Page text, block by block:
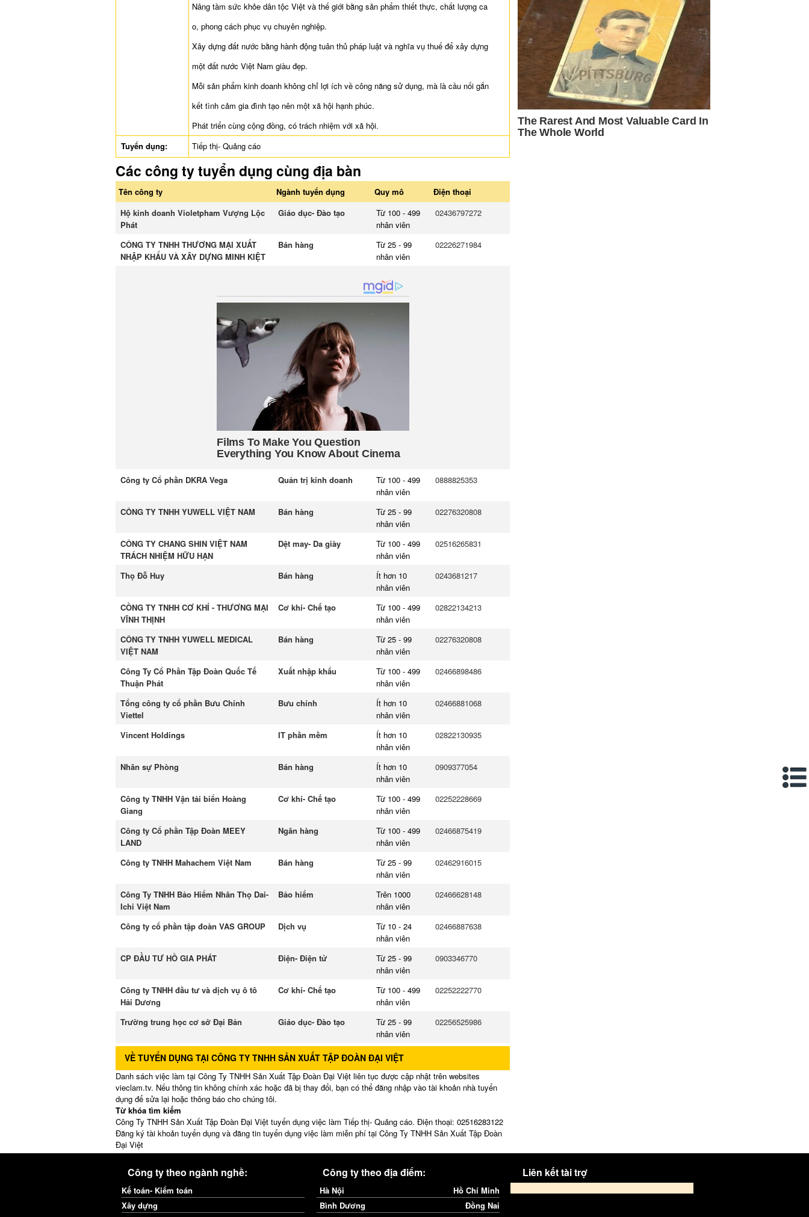
Nâng tầm sức khỏe dân tộc Việt và thế giới bằng sản phẩm thiết thực, chất lượng ca
o, phong cách phục vụ chuyên nghiệp.
Xây dựng đất nước bằng hành động tuân thủ pháp luật và nghĩa vụ thuế để xây dựng
một đất nước Việt Nam giàu đẹp.
Mỗi sản phẩm kinh doanh không chỉ lợi ích về công năng sử dụng, mà là cầu nối gắn
kết tình cảm gia đình tạo nên một xã hội hạnh phúc.
Phát triển cùng cộng đồng, có trách nhiệm với xã hội.
Tuyển dụng:
Tiếp thị- Quảng cáo
Các công ty tuyển dụng cùng địa bàn
Tên công ty Ngành tuyển dụng Quy mô
Điện thoại
Hộ kinh doanh Violetpham Vượng Lộc
Phát
Giáo dục- Đào tạo
Từ 100 - 499
nhân viên
02436797272
CÔNG TY TNHH THƯƠNG MẠI XUẤT
NHẬP KHẨU VÀ XÂY DỰNG MINH KIỆT
Bán hàng
Từ 25 - 99
nhân viên
02226271984
Công ty Cổ phần DKRA Vega Quản trị kinh doanh
Từ 100 - 499
nhân viên
0888825353
CÔNG TY TNHH YUWELL VIỆT NAM Bán hàng
Từ 25 - 99
nhân viên
02276320808
CÔNG TY CHANG SHIN VIỆT NAM
TRÁCH NHIỆM HỮU HẠN
Dệt may- Da giày
Từ 100 - 499
nhân viên
02516265831
Thọ Đỗ Huy Bán hàng
Ít hơn 10
nhân viên
0243681217
CỒNG TY TNHH CƠ KHÍ - THƯƠNG MẠI
VĨNH THỊNH
Cơ khí- Chế tạo
Từ 100 - 499
nhân viên
02822134213
CÔNG TY TNHH YUWELL MEDICAL
VIỆT NAM
Bán hàng
Từ 25 - 99
nhân viên
02276320808
Công Ty Cổ Phần Tập Đoàn Quốc Tế
Thuận Phát
Xuất nhập khẩu
Từ 100 - 499
nhân viên
02466898486
Tổng công ty cổ phần Bưu Chính
Viettel
Bưu chính
Ít hơn 10
nhân viên
02466881068
Vincent Holdings IT phần mềm
Ít hơn 10
nhân viên
02822130935
Nhân sự Phòng Bán hàng
Ít hơn 10
nhân viên
0909377054
Công ty TNHH Vận tải biển Hoàng
Giang
Cơ khí- Chế tạo
Từ 100 - 499
nhân viên
02252228669
Công ty Cổ phần Tập Đoàn MEEY
LAND
Ngân hàng
Từ 100 - 499
nhân viên
02466875419
Công ty TNHH Mahachem Việt Nam Bán hàng
Từ 25 - 99
nhân viên
02462916015
Công Ty TNHH Bảo Hiểm Nhân Thọ Dai-
Ichi Việt Nam
Bảo hiểm
Trên 1000
nhân viên
02466628148
Công ty cổ phần tập đoàn VAS GROUP Dịch vụ
Từ 10 - 24
nhân viên
02466887638
CP ĐẦU TƯ HỒ GIA PHÁT Điện- Điện tử
Từ 25 - 99
nhân viên
0903346770
Công ty TNHH đầu tư và dịch vụ ô tô
Hải Dương
Cơ khí- Chế tạo
Từ 100 - 499
nhân viên
02252222770
Trường trung học cơ sở Đại Bản Giáo dục- Đào tạo
Từ 25 - 99
nhân viên
02256525986
VỀ TUYỂN DỤNG TẠI CÔNG TY TNHH SẢN XUẤT TẬP ĐOÀN ĐẠI VIỆT
Danh sách việc làm tại Công Ty TNHH Sản Xuất Tập Đoàn Đại Việt liên tục được cập nhật trên websites
vieclam.tv. Nếu thông tin không chính xác hoặc đã bị thay đổi, bạn có thể đăng nhập vào tài khoản nhà tuyển
dụng để sửa lại hoặc thông báo cho chúng tôi.
Từ khóa tìm kiếm
Công Ty TNHH Sản Xuất Tập Đoàn Đại Việt tuyển dụng việc làm Tiếp thị- Quảng cáo. Điện thoại: 02516283122
Đăng ký tài khoản tuyển dụng và đăng tin tuyển dụng việc làm miễn phí tại Công Ty TNHH Sản Xuất Tập Đoàn
Đại Việt
Công ty theo ngành nghề:
Kế toán- Kiểm toán
Xây dựng
Công ty theo địa điểm:
Hà Nội
Hồ Chí Minh
Bình Dương
Đồng Nai
Liên kết tài trợ